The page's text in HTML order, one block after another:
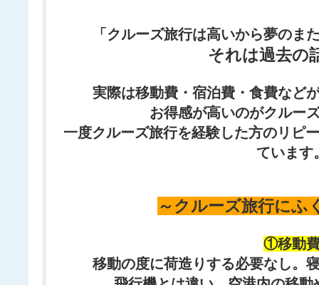
「クルーズ旅行は高いから夢のま
それは過去の
実際は移動費・宿泊費・食費など
お得感が高いのがクルー
一度クルーズ旅行を経験した方のリピ
ています
～クルーズ旅行にふ
①移動
移動の度に荷造りする必要なし。